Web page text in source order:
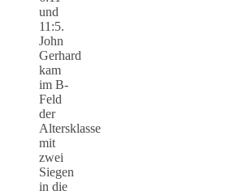
und
11:5.
John
Gerhard
kam
im B-
Feld
der
Altersklasse
mit
zwei
Siegen
in die